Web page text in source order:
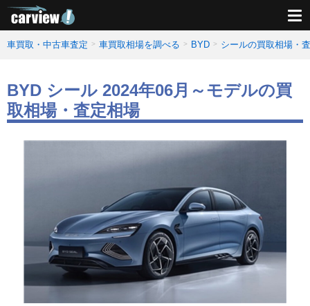
車買取・中古車査定 車買取相場を調べる BYD シールの買取相場・
BYD シール 2024年06月～モデルの買
取相場・査定相場